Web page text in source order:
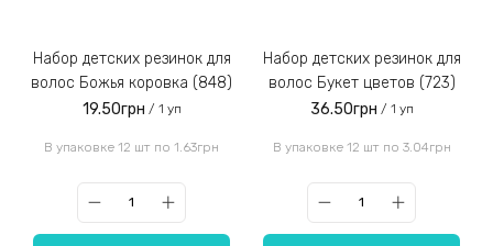
Набор детских резинок для
волос Божья коровка (848)
19.50грн / 1 уп
В упаковке 12 шт по 1.63грн
Набор детских резинок для
волос Букет цветов (723)
36.50грн / 1 уп
В упаковке 12 шт по 3.04грн